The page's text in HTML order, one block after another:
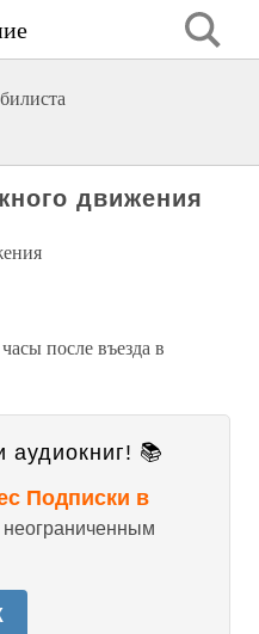
движения
после въезда в
аудиокниг! 📚
Подписки в